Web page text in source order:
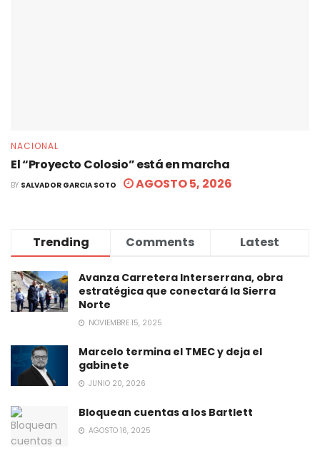
NACIONAL
El “Proyecto Colosio” está en marcha
BY SALVADOR GARCIA SOTO AGOSTO 5, 2026
Trending Comments Latest
Avanza Carretera Interserrana, obra
estratégica que conectará la Sierra
Norte
NOVIEMBRE 15, 2025
Marcelo termina el TMEC y deja el
gabinete
JUNIO 20, 2026
Bloquean cuentas a los Bartlett
AGOSTO 16, 2025